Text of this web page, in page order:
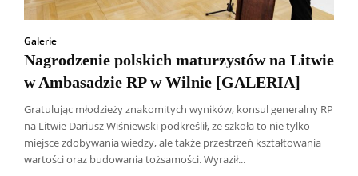
Galerie
Nagrodzenie polskich maturzystów na Litwie
w Ambasadzie RP w Wilnie [GALERIA]
Gratulując młodzieży znakomitych wyników, konsul generalny RP
na Litwie Dariusz Wiśniewski podkreślił, że szkoła to nie tylko
miejsce zdobywania wiedzy, ale także przestrzeń kształtowania
wartości oraz budowania tożsamości. Wyraził...
Wszyscy Aleksander Borowik
Antoni Radczenko
Artur Płokszto
Grzegorz Górny
ks. Jarosław Wąsowicz SDB